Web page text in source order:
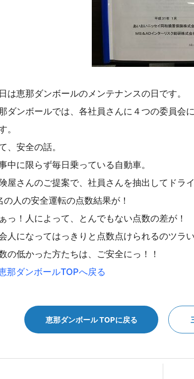
は恵那ダンボールのメンテナンスの日です。
ダンボールでは、各社員さんに４つの委員会
。
、安全の話。
中に限らず毎日乗っている自動車。
屋さんのご提案で、社員さんを抽出してドラ
の人の安全運転の点数結果が！
っ！人によって、とんでもない点数の差が！
人になってはっきりと点数点けられるのツラい
の低かった方たちは、ご安全にっ！！
那ダンボールTOPへ戻る
恵那ダンボール TOPに戻る